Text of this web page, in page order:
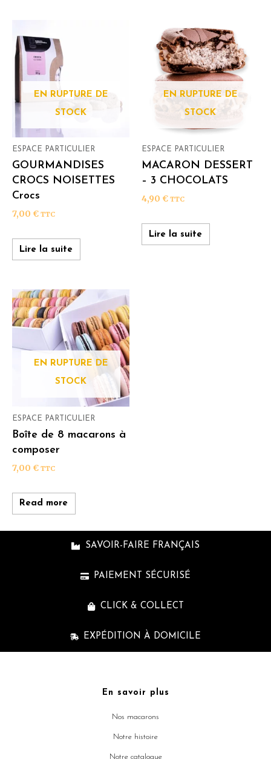
EN RUPTURE DE
STOCK
ESPACE PARTICULIER
GOURMANDISES
CROCS NOISETTES
Crocs
7,00 € TTC
Lire la suite
EN RUPTURE DE
STOCK
ESPACE PARTICULIER
MACARON DESSERT
– 3 CHOCOLATS
4,90 € TTC
Lire la suite
EN RUPTURE DE
STOCK
ESPACE PARTICULIER
Boîte de 8 macarons à
composer
7,00 € TTC
Read more
SAVOIR-FAIRE FRANÇAIS
PAIEMENT SÉCURISÉ
CLICK & COLLECT
EXPÉDITION À DOMICILE
En savoir plus
Nos macarons
Notre histoire
Notre catalogue